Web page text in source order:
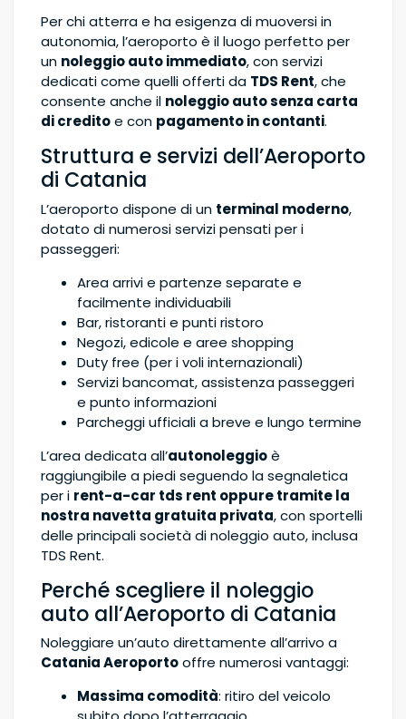
Per chi atterra e ha esigenza di muoversi in
autonomia, l’aeroporto è il luogo perfetto per
un noleggio auto immediato, con servizi
dedicati come quelli offerti da TDS Rent, che
consente anche il noleggio auto senza carta
di creditoe con pagamento in contanti.
Struttura e servizi dell’Aeroporto
di Catania
L’aeroporto dispone di un terminal moderno,
dotato di numerosi servizi pensati per i
passeggeri:
Area arrivi e partenze separate e
facilmente individuabili
Bar, ristoranti e punti ristoro
Negozi, edicole e aree shopping
Duty free (per i voli internazionali)
Servizi bancomat, assistenza passeggeri
e punto informazioni
Parcheggi ufficiali a breve e lungo termine
L’area dedicata all’autonoleggioè
raggiungibile a piedi seguendo la segnaletica
per i rent-a-car tds rent oppure tramite la
nostra navetta gratuita privata, con sportelli
delle principali società di noleggio auto, inclusa
TDS Rent.
Perché scegliere il noleggio
auto all’Aeroporto di Catania
Noleggiare un’auto direttamente all’arrivo a
Catania Aeroportooffre numerosi vantaggi:
Massima comodità: ritiro del veicolo